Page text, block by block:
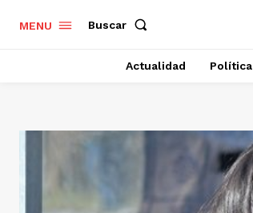
MENU Buscar
Actualidad Política